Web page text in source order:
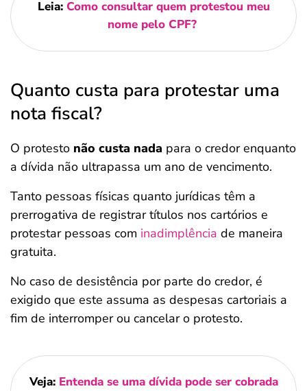
Leia: Como consultar quem protestou meu
nome pelo CPF?
Quanto custa para protestar uma
nota fiscal?
O protesto não custa nada para o credor enquanto
a dívida não ultrapassa um ano de vencimento.
Tanto pessoas físicas quanto jurídicas têm a
prerrogativa de registrar títulos nos cartórios e
protestar pessoas com inadimplência de maneira
gratuita.
No caso de desistência por parte do credor, é
exigido que este assuma as despesas cartoriais a
fim de interromper ou cancelar o protesto.
Veja: Entenda se uma dívida pode ser cobrada